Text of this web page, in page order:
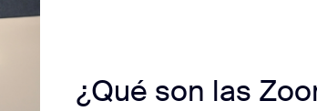
¿Qué son las